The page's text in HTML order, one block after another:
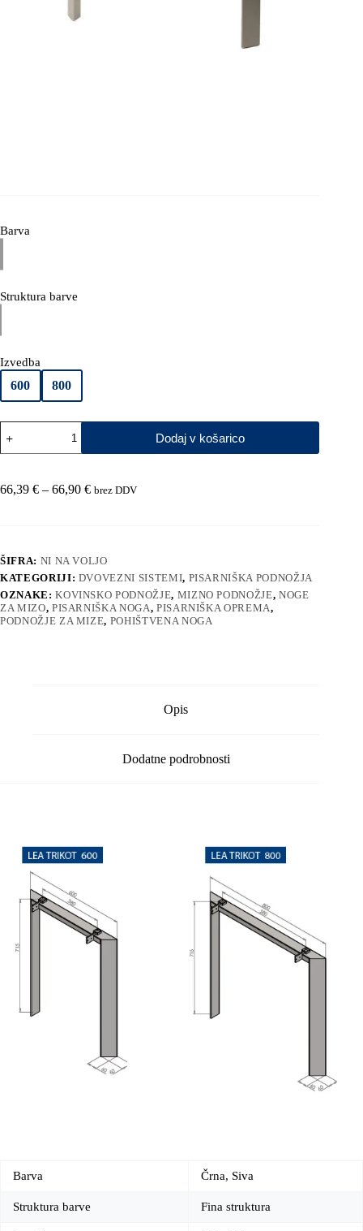
Barva
Struktura barve
Izvedba
600 800
noga
LEA
količina
Dodaj v košarico
66,39 € – 66,90 €Cenovni
66,90 €
brez DDV
ŠIFRA: NI NA VOLJO
KATEGORIJI: DVOVEZNI SISTEMI, PISARNIŠKA PODNOŽJA
OZNAKE:KOVINSKO PODNOŽJE, MIZNO PODNOŽJE, NOGE
ZA MIZO, PISARNIŠKA NOGA, PISARNIŠKA OPREMA,
PODNOŽJE ZA MIZE, POHIŠTVENA NOGA
Opis
Dodatne podrobnosti
Barva Črna, Siva
Struktura barve Fina struktura